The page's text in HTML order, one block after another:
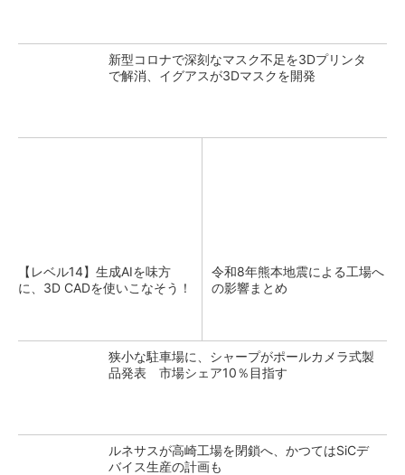
新型コロナで深刻なマスク不足を3Dプリンタ
で解消、イグアスが3Dマスクを開発
【レベル14】生成AIを味方
に、3D CADを使いこなそう！
令和8年熊本地震による工場へ
の影響まとめ
狭小な駐車場に、シャープがポールカメラ式製
品発表 市場シェア10％目指す
ルネサスが高崎工場を閉鎖へ、かつてはSiCデ
バイス生産の計画も